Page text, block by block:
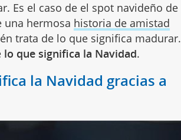
Es el caso de el spot navideño de
una hermosa historia de amistad
trata de lo que significa madurar.
lo que significa la Navidad.
la Navidad gracias a